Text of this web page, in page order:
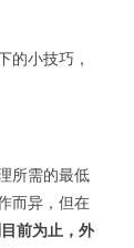
的小技巧，
所需的最低
而异，但在
目前为止，外